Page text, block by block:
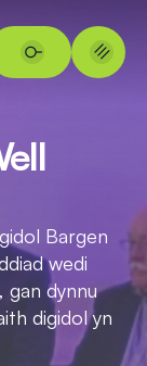
Bargen
wedi
gan dynnu
digidol yn